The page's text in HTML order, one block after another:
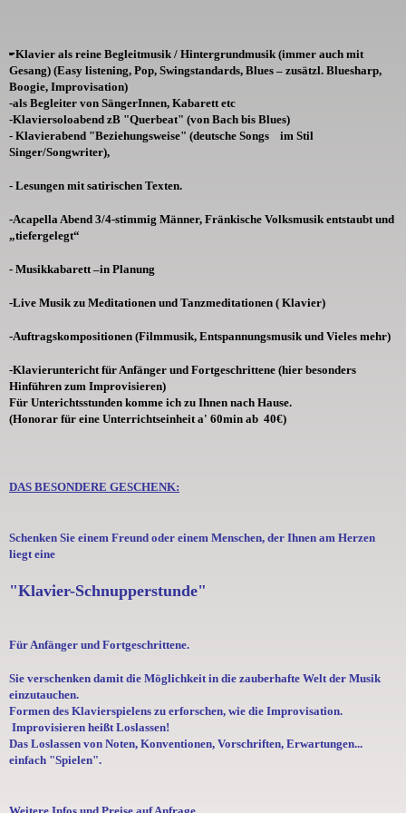
- Klavier als reine Begleitmusik / Hintergrundmusik (immer auch mit
Gesang) (Easy listening, Pop, Swingstandards, Blues – zusätzl. Bluesharp,
Boogie, Improvisation)
-als Begleiter von SängerInnen, Kabarett etc
-Klaviersoloabend zB "Querbeat" (von Bach bis Blues)
- Klavierabend "Beziehungsweise" (deutsche Songs im Stil
Singer/Songwriter),
- Lesungen mit satirischen Texten.
-Acapella Abend 3/4-stimmig Männer, Fränkische Volksmusik entstaubt und
„tiefergelegt“
- Musikkabarett –in Planung
-Live Musik zu Meditationen und Tanzmeditationen ( Klavier)
-Auftragskompositionen (Filmmusik, Entspannungsmusik und Vieles mehr)
-Klavieruntericht für Anfänger und Fortgeschrittene (hier besonders
Hinführen zum Improvisieren)
Für Unterichtsstunden komme ich zu Ihnen nach Hause.
(Honorar für eine Unterrichtseinheit a' 60min ab 40€)
DAS BESONDERE GESCHENK:
Schenken Sie einem Freund oder einem Menschen, der Ihnen am Herzen
liegt eine
"Klavier-Schnupperstunde"
Für Anfänger und Fortgeschrittene.
Sie verschenken damit die Möglichkeit in die zauberhafte Welt der Musik
einzutauchen.
Formen des Klavierspielens zu erforschen, wie die Improvisation.
Improvisieren heißt Loslassen!
Das Loslassen von Noten, Konventionen, Vorschriften, Erwartungen...
einfach "Spielen".